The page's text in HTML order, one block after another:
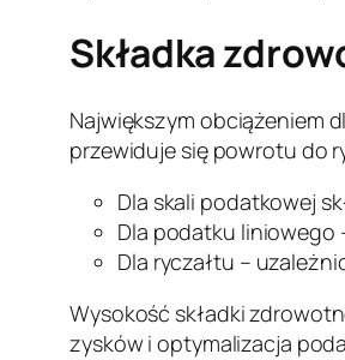
Składka
Największym obciążeniem
przewiduje się powrotu do
Dla skali podatkowej
Dla podatku liniowego
Dla ryczałtu –
Wysokość składki
zysków i optymalizacja